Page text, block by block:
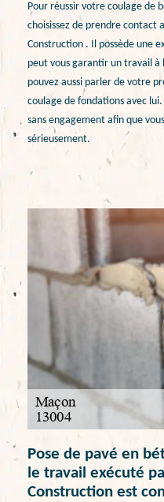
Pour réussir votre coulage de
choisissez de prendre contact
Construction . Il possède une
peut vous garantir un travail à
pouvez aussi parler de votre
coulage de fondations avec
sans engagement afin que
sérieusement.
Pose de pavé en
le travail exécuté
Construction est